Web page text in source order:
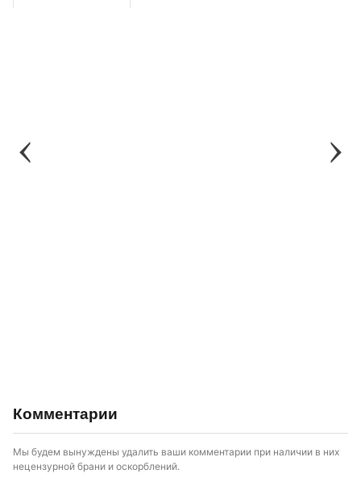
Комментарии
Мы будем вынуждены удалить ваши комментарии при наличии в них
нецензурной брани и оскорблений.